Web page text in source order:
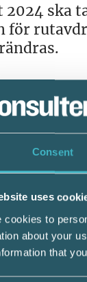
Consent
uses
cookies to
about your
that
2024 ska
för
får
rot- och
1 juli
på